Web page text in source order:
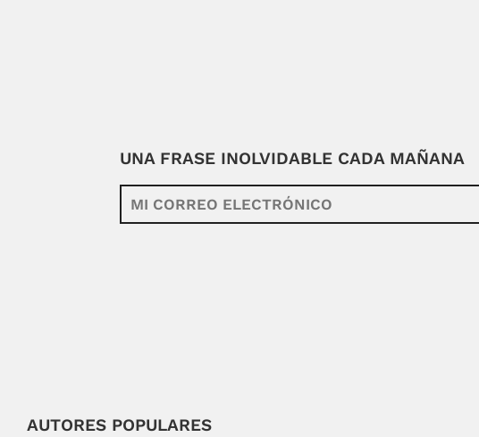
UNA FRASE INOLVIDABLE CADA MAÑANA
AUTORES POPULARES